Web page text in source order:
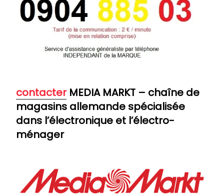
contacterMEDIA MARKT – chaîne de
magasins allemande spécialisée
dans l’électronique et l’électro-
ménager